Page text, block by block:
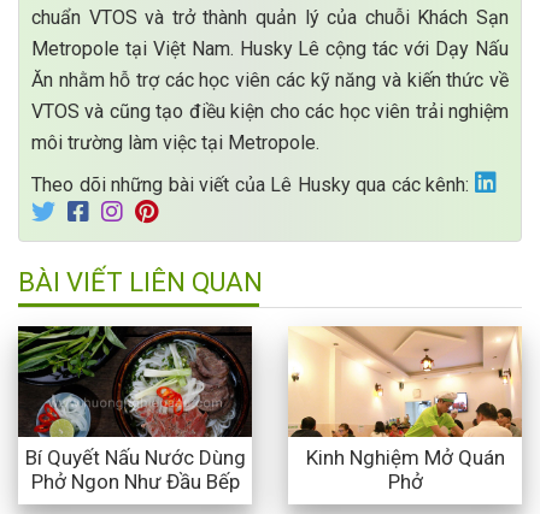
chuẩn VTOS và trở thành quản lý của chuỗi Khách Sạn
Metropole tại Việt Nam. Husky Lê cộng tác với Dạy Nấu
Ăn nhằm hỗ trợ các học viên các kỹ năng và kiến thức về
VTOS và cũng tạo điều kiện cho các học viên trải nghiệm
môi trường làm việc tại Metropole.
Theo dõi những bài viết của Lê Husky qua các kênh:
BÀI VIẾT LIÊN QUAN
Bí Quyết Nấu Nước Dùng
Phở Ngon Như Đầu Bếp
Kinh Nghiệm Mở Quán
Phở